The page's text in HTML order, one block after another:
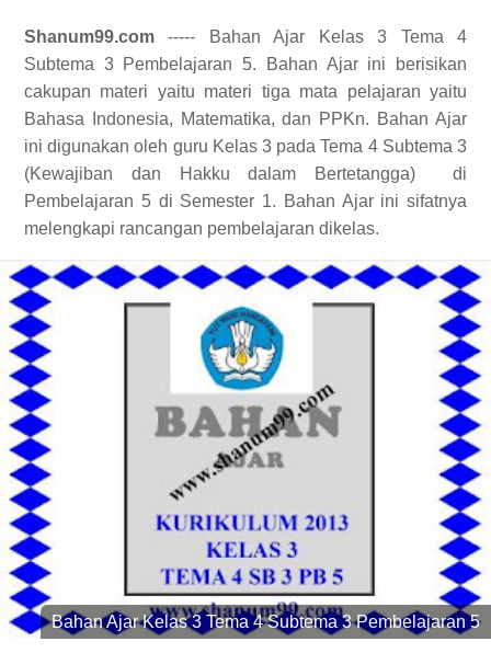
Shanum99.com ----- Bahan Ajar Kelas 3 Tema 4
Subtema 3 Pembelajaran 5. Bahan Ajar ini berisikan
cakupan materi yaitu materi tiga mata pelajaran yaitu
Bahasa Indonesia, Matematika, dan PPKn. Bahan Ajar
ini digunakan oleh guru Kelas 3 pada Tema 4 Subtema 3
(Kewajiban dan Hakku dalam Bertetangga)
di
Pembelajaran 5 di Semester 1. Bahan Ajar ini sifatnya
melengkapi rancangan pembelajaran dikelas.
Bahan Ajar Kelas 3 Tema 4 Subtema 3 Pembelajaran 5